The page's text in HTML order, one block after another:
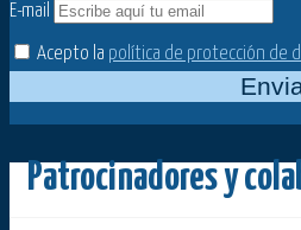
E-mail
Acepto la política de protección de
Patrocinadores y